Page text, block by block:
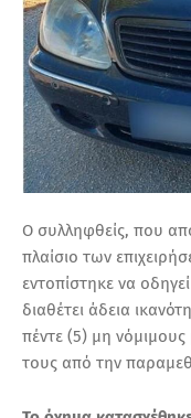
Ο συλληφθείς, που
πλαίσιο των
εντοπίστηκε να
διαθέτει άδεια
πέντε (5) μη
τους από την